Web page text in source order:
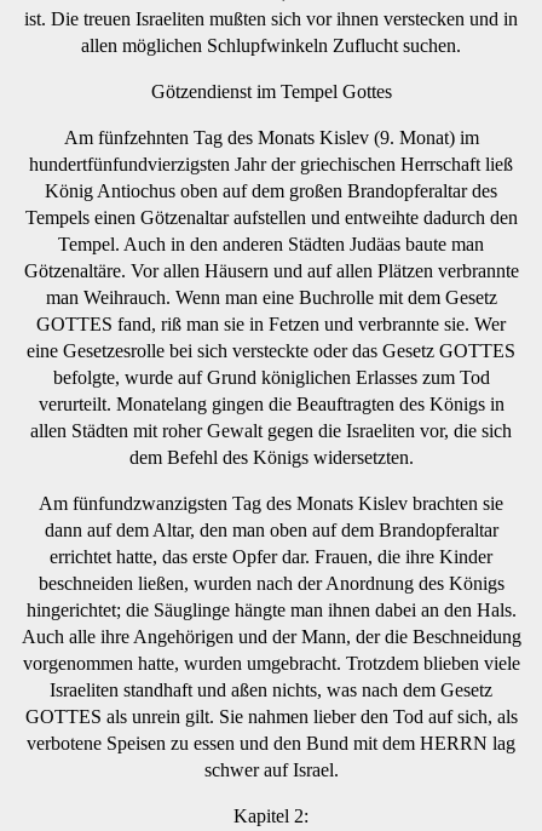
ist. Die treuen Israeliten mußten sich vor ihnen verstecken und in
allen möglichen Schlupfwinkeln Zuflucht suchen.
Götzendienst im Tempel Gottes
Am fünfzehnten Tag des Monats Kislev (9. Monat) im
hundertfünfundvierzigsten Jahr der griechischen Herrschaft ließ
König Antiochus oben auf dem großen Brandopferaltar des
Tempels einen Götzenaltar aufstellen und entweihte dadurch den
Tempel. Auch in den anderen Städten Judäas baute man
Götzenaltäre. Vor allen Häusern und auf allen Plätzen verbrannte
man Weihrauch. Wenn man eine Buchrolle mit dem Gesetz
GOTTES fand, riß man sie in Fetzen und verbrannte sie. Wer
eine Gesetzesrolle bei sich versteckte oder das Gesetz GOTTES
befolgte, wurde auf Grund königlichen Erlasses zum Tod
verurteilt. Monatelang gingen die Beauftragten des Königs in
allen Städten mit roher Gewalt gegen die Israeliten vor, die sich
dem Befehl des Königs widersetzten.
Am fünfundzwanzigsten Tag des Monats Kislev brachten sie
dann auf dem Altar, den man oben auf dem Brandopferaltar
errichtet hatte, das erste Opfer dar. Frauen, die ihre Kinder
beschneiden ließen, wurden nach der Anordnung des Königs
hingerichtet; die Säuglinge hängte man ihnen dabei an den Hals.
Auch alle ihre Angehörigen und der Mann, der die Beschneidung
vorgenommen hatte, wurden umgebracht. Trotzdem blieben viele
Israeliten standhaft und aßen nichts, was nach dem Gesetz
GOTTES als unrein gilt. Sie nahmen lieber den Tod auf sich, als
verbotene Speisen zu essen und den Bund mit dem HERRN lag
schwer auf Israel.
Kapitel 2: